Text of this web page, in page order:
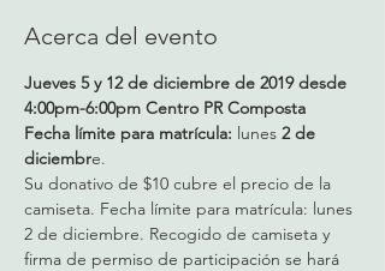
Acerca del evento
Jueves 5 y 12 de diciembre de 2019 desde
4:00pm-6:00pm Centro PR Composta
Fecha límite para matrícula: lunes 2 de
diciembre.
Su donativo de $10 cubre el precio de la
camiseta. Fecha límite para matrícula: lunes
2 de diciembre. Recogido de camiseta y
firma de permiso de participación se hará